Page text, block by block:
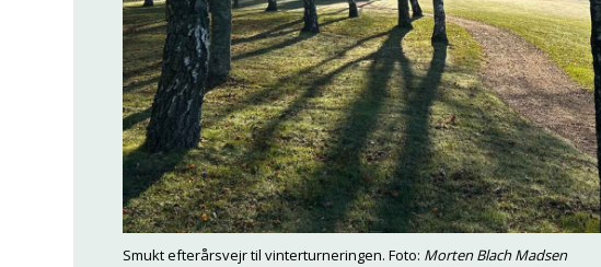
Smukt efterårsvejr til vinterturneringen. Foto: Morten Blach Madsen